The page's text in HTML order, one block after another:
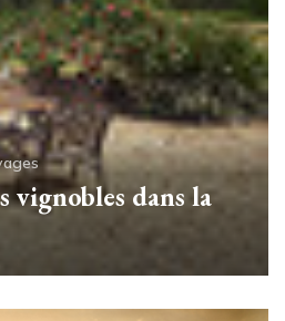
vignobles dans la